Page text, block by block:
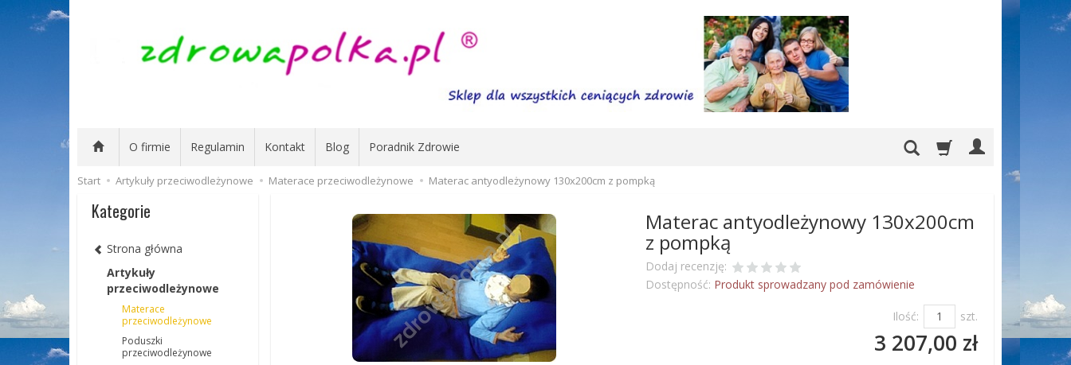
O firmie Regulamin Kontakt Blog Poradnik Zdrowie
Start Artykuły przeciwodleżynowe Materace przeciwodleżynowe Materac antyodleżynowy 130x200cm z pompką
Materac antyodleżynowy 130x200cm
z pompką
Dodaj recenzję:
Dostępność: Produkt sprowadzany pod zamówienie
Ilość: szt.
3 207,00 zł
Kategorie
Strona główna
Artykuły
przeciwodleżynowe
Materace
przeciwodleżynowe
Poduszki
przeciwodleżynowe